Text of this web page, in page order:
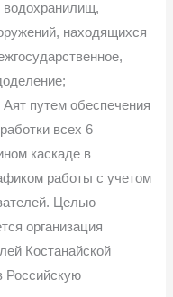
водохранилищ,
находящихся
Аят путем обеспечения
всех 6
каскаде в
работы с учетом
Целью
организация
Костанайской
Российскую